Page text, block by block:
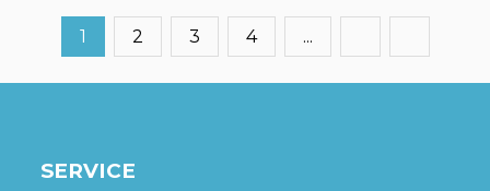
1 2 3 4 ...
SERVICE